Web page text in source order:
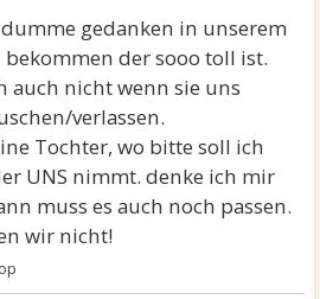
gedanken in unserem
der sooo toll ist.
auch nicht wenn sie uns
verlassen.
Tochter, wo bitte soll ich
UNS nimmt. denke ich mir
muss es auch noch passen.
wir nicht!